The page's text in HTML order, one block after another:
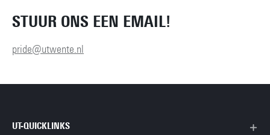
STUUR ONS EEN EMAIL!
pride@utwente.nl
UT-QUICKLINKS